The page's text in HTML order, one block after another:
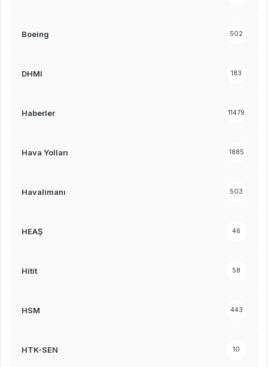
Boeing 502
DHMI 183
Haberler 11479
Hava Yolları 1885
Havalimanı 503
HEAŞ 46
Hitit 58
HSM 443
HTK-SEN 10